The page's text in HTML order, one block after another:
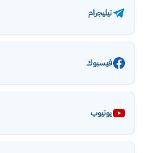
تيليجرام
فيسبوك
يوتيوب